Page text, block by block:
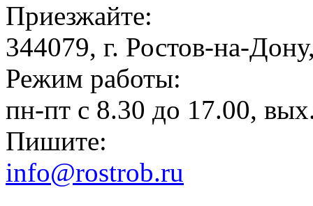
Приезжайте:
344079, г. Ростов-на-
Режим работы:
пн-пт с 8.30 до 17.00,
Пишите:
info@rostrob.ru